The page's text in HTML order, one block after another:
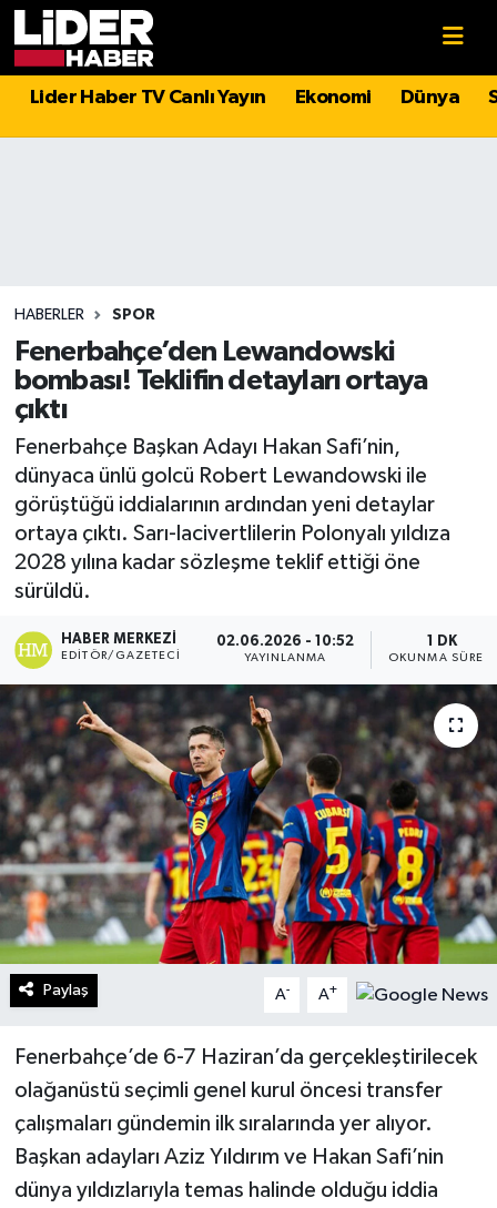
Lider Haber TV Canlı Yayın Ekonomi Dünya
HABERLER SPOR
Fenerbahçe’den Lewandowski
bombası! Teklifin detayları ortaya
çıktı
Fenerbahçe Başkan Adayı Hakan Safi’nin,
dünyaca ünlü golcü Robert Lewandowski ile
görüştüğü iddialarının ardından yeni detaylar
ortaya çıktı. Sarı-lacivertlilerin Polonyalı yıldıza
2028 yılına kadar sözleşme teklif ettiği öne
sürüldü.
HABER MERKEZI
EDITÖR/GAZETECI
02.06.2026 - 10:52
YAYINLANMA
1 DK
OKUNMA SÜRESI
Paylaş A- A+
Fenerbahçe’de 6-7 Haziran’da gerçekleştirilecek
olağanüstü seçimli genel kurul öncesi transfer
çalışmaları gündemin ilk sıralarında yer alıyor.
Başkan adayları Aziz Yıldırım ve Hakan Safi’nin
dünya yıldızlarıyla temas halinde olduğu iddia
Politika
Magazin
Spor
Sağlık
Teknoloji
Turizm
Kültür - Sanat
Lider Haber TV Canlı Yayın izle
Hava Durumu
Süper Lig Puan Durumu ve Fikstür
Tüm Manşetler
Son Dakika Haberleri
Haber Arşivi